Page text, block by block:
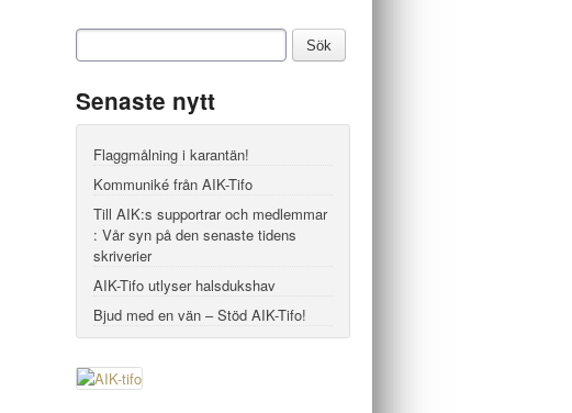
Senaste nytt
Flaggmålning i karantän!
Kommuniké från AIK-Tifo
Till AIK:s supportrar och medlemmar
: Vår syn på den senaste tidens
skriverier
AIK-Tifo utlyser halsdukshav
Bjud med en vän – Stöd AIK-Tifo!